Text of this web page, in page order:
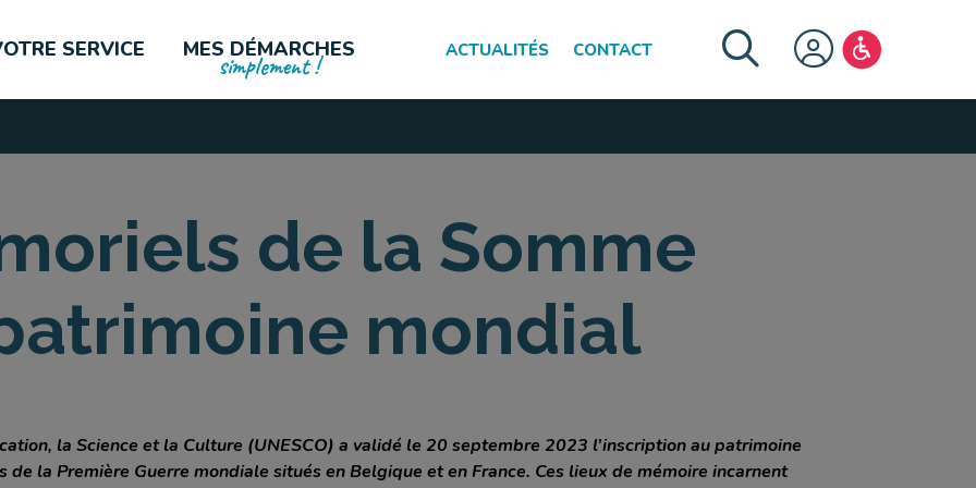
SERVICE MES DÉMARCHES
simplement !
ACTUALITÉS CONTACT
FERMER LE MENU
de la Somme
mondial
la Science et la Culture (UNESCO) a validé le 20 septembre 2023 l’inscription au patrimoine
la Première Guerre mondiale situés en Belgique et en France. Ces lieux de mémoire incarnent